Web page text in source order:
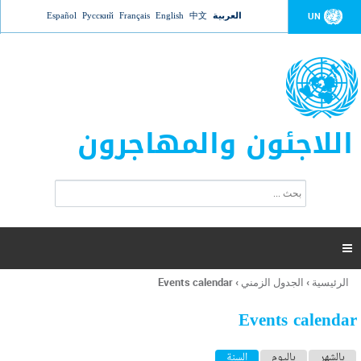
Jump to navigation UN العربية 中文
English
Français
Русский
Español
اللاجئون والمهاجرون
ت
ر
ل
ح
ب

أنت
هنا
الرئيسية › الجدول الزمني ›
Events calendar
Events calendar